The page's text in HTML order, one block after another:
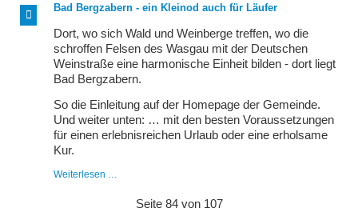
gekommen...
Bad Bergzabern - ein Kleinod auch für Läufer
Dort, wo sich Wald und Weinberge treffen, wo die
schroffen Felsen des Wasgau mit der Deutschen
Weinstraße eine harmonische Einheit bilden - dort liegt
Bad Bergzabern.
So die Einleitung auf der Homepage der Gemeinde.
Und weiter unten: … mit den besten Voraussetzungen
für einen erlebnisreichen Urlaub oder eine erholsame
Kur.
Weiterlesen …
Seite 84 von 107